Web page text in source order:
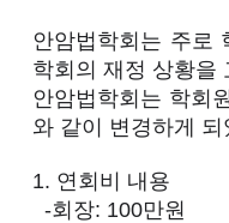
안암법학회는 주로
학회의 재정 상황을
안암법학회는 학회
와 같이 변경하게 되
1. 연회비 내용
-회장: 100만원